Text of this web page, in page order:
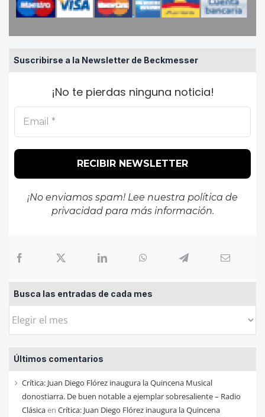
Suscribirse a la Newsletter de Beckmesser
¡No te pierdas ninguna noticia!
¡No enviamos spam! Lee nuestra política de
privacidadpara más información.
Busca las entradas de cada mes
Busca
entradas
de
cada
mes
Últimos comentarios
Crítica: Juan Diego Flórez inaugura la Quincena Musical
donostiarra. De buen notable a ejemplar sobresaliente – Radio
Clásicaen Crítica: Juan Diego Flórez inaugura la Quincena